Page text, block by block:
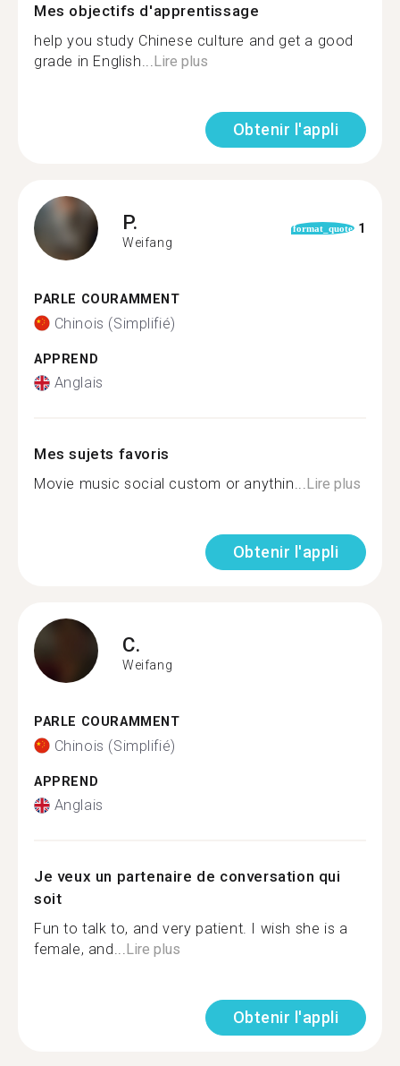
Mes objectifs d'apprentissage
help you study Chinese culture and get a good
grade in English...Lire plus
Obtenir l'appli
P.
Weifang
format_quote 1
PARLE COURAMMENT
Chinois (Simplifié)
APPREND
Anglais
Mes sujets favoris
Movie music social custom or anythin...Lire plus
Obtenir l'appli
C.
Weifang
PARLE COURAMMENT
Chinois (Simplifié)
APPREND
Anglais
Je veux un partenaire de conversation qui
soit
Fun to talk to, and very patient. I wish she is a
female, and...Lire plus
Obtenir l'appli